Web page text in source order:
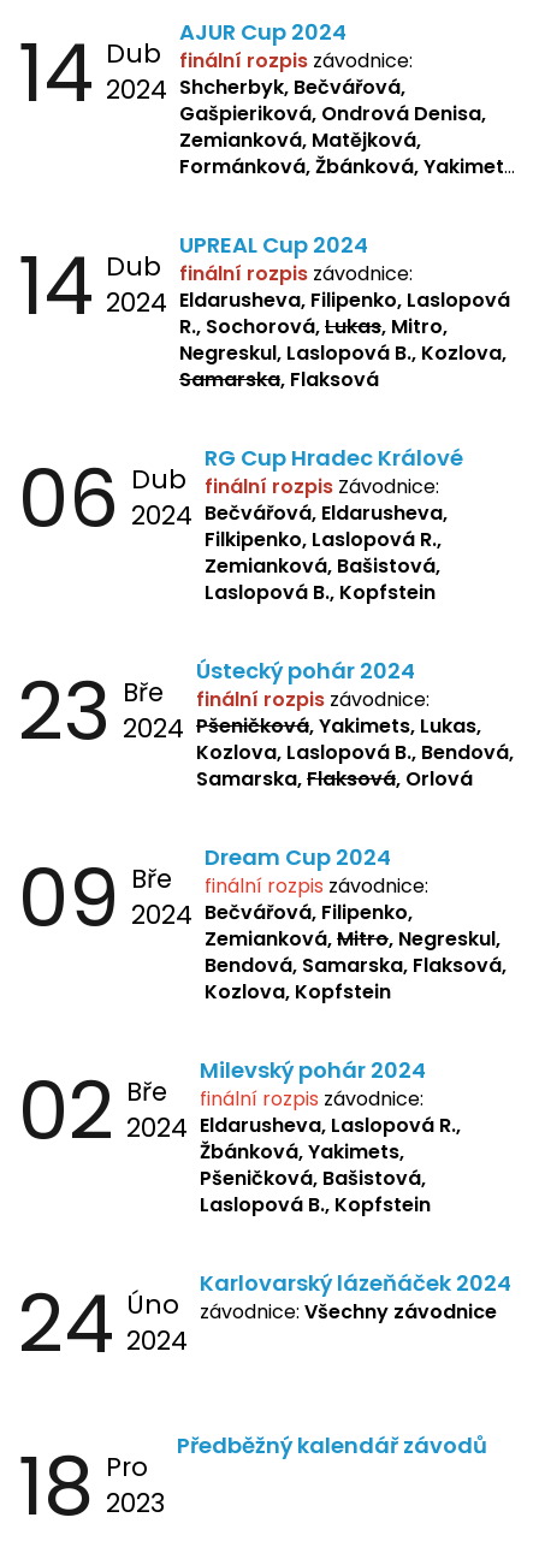
Žbánková, Sochorová
14 Dub
2024
AJUR Cup 2024
finální rozpis závodnice:
Shcherbyk, Bečvářová,
Gašpieriková, Ondrová Denisa,
Zemianková, Matějková,
Formánková, Žbánková, Yakimets,
14 Dub
2024
UPREAL Cup 2024
finální rozpis závodnice:
Eldarusheva, Filipenko, Laslopová
R., Sochorová,Lukas, Mitro,
Negreskul, Laslopová B., Kozlova,
Samarska, Flaksová
06 Dub
2024
RG Cup Hradec Králové
finální rozpis Závodnice:
Bečvářová, Eldarusheva,
Filkipenko, Laslopová R.,
Zemianková, Bašistová,
Laslopová B., Kopfstein
23 Bře
2024
Ústecký pohár 2024
finální rozpis závodnice:
Pšeničková, Yakimets, Lukas,
Kozlova, Laslopová B., Bendová,
Samarska,Flaksová, Orlová
09 Bře
2024
Dream Cup 2024
finální rozpis závodnice:
Bečvářová, Filipenko,
Zemianková,Mitro, Negreskul,
Bendová, Samarska, Flaksová,
Kozlova, Kopfstein
02 Bře
2024
Milevský pohár 2024
finální rozpis závodnice:
Eldarusheva, Laslopová R.,
Žbánková, Yakimets,
Pšeničková, Bašistová,
Laslopová B., Kopfstein
24 Úno
2024
Karlovarský lázeňáček 2024
závodnice: Všechny závodnice
18 Pro
2023
Předběžný kalendář závodů